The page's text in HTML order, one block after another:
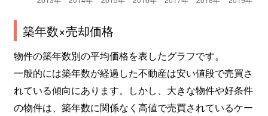
築年数×売却価格
物件の築年数別の平均価格を表したグラフです。
一般的には築年数が経過した不動産は安い値段で売買さ
れている傾向にあります。しかし、大きな物件や好条件
の物件は、築年数に関係なく高値で売買されているケー